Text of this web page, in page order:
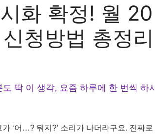
화 확정! 월 20
청방법 총정리
딱 이 생각, 요즘 하루에 한 번씩 하시
‘어…? 뭐지?’ 소리가 나더라구요. 진짜로